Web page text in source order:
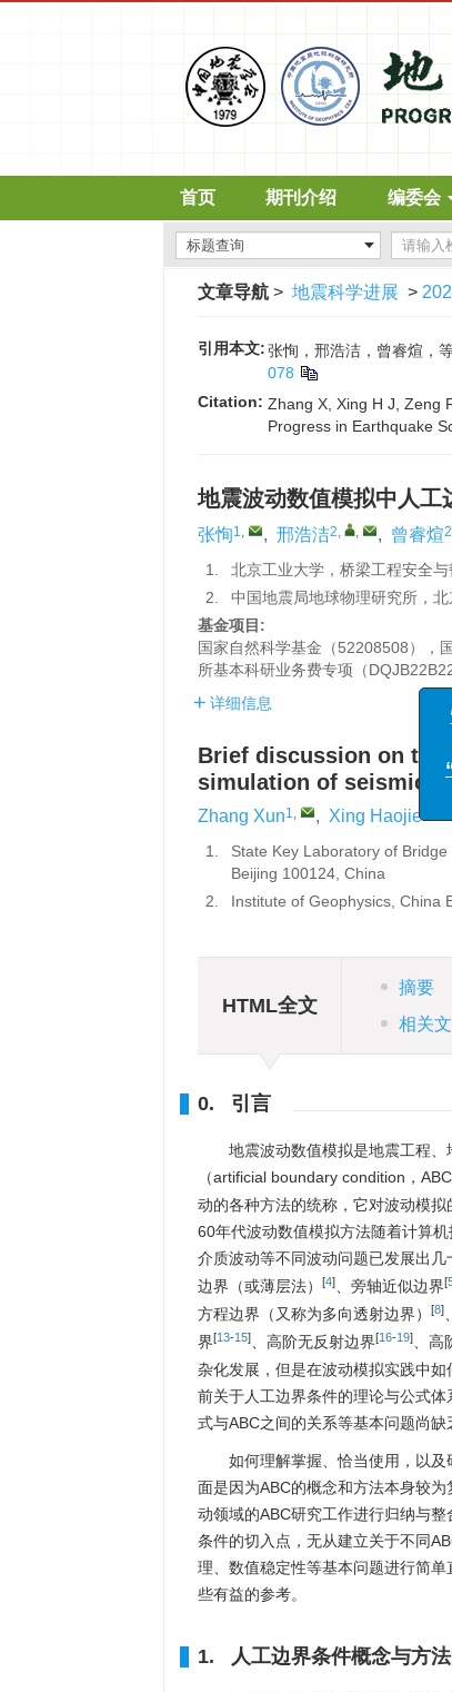
首页 期刊介绍 编委会
文章导航 > 地震科学进展 >
引用本文:张恂，邢浩洁，曾睿煊，
078
Citation: Zhang X, Xing H J, Zeng
Progress in Earthquake
地震波动数值模拟中人工
张恂1, , 邢浩洁2, , , 曾睿煊2
1.
北京工业大学，桥梁工程安全
2.
中国地震局地球物理研究所，北
基金项目:
国家自然科学基金（52208508），
所基本科研业务费专项（
详细信息
Brief discussion on
simulation of seismic
Zhang Xun1, , Xing Haojie
1.
State Key Laboratory of
Beijing 100124, China
2.
Institute of Geophysics, China
HTML全文
摘要
相关
0. 引言
地震波动数值模拟是地震工程
（artificial boundary condition，ABC
动的各种方法的统称，它对波动模
60年代波动数值模拟方法随着计算
介质波动等不同波动问题已发展出
边界（或薄层法）
[4] 、旁轴近似边界[
方程边界（又称为多向透射边界）
[8]
界[13-15] 、高阶无反射边界[16-19] 、
杂化发展，但是在波动模拟实践中
前关于人工边界条件的理论与公式
式与ABC之间的关系等基本问题尚缺
如何理解掌握、恰当使用，以
面是因为ABC的概念和方法本身较
动领域的ABC研究工作进行归纳与
条件的切入点，无从建立关于不同
理、数值稳定性等基本问题进行简
些有益的参考。
1. 人工边界条件概念与方
“诱发
与
“海洋